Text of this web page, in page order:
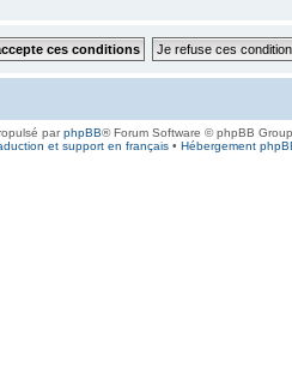
parphpBB® Forum Software © phpBB Group
et support en français• Hébergement